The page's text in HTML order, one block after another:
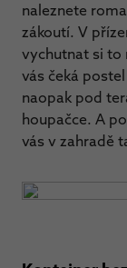
naleznete
zákoutí. V
vychutnat si to
vás čeká
naopak pod
houpačce. A
vás v zahradě